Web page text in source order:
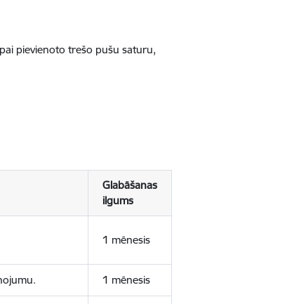
pievienoto trešo pušu saturu,
Glabāšanas
ilgums
1 mēnesis
1 mēnesis